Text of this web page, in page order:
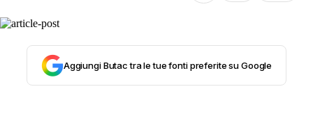
SCIENZA E TECNOLOGIA
SALUTE E MEDICINA
Aggiungi Butac tra le tue fonti preferite su Google